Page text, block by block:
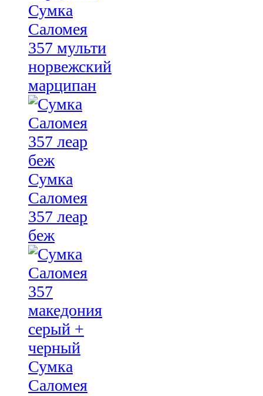
Сумка
Саломея
357 мульти
норвежский
марципан
Сумка
Саломея
357 леар
беж
Сумка
Саломея